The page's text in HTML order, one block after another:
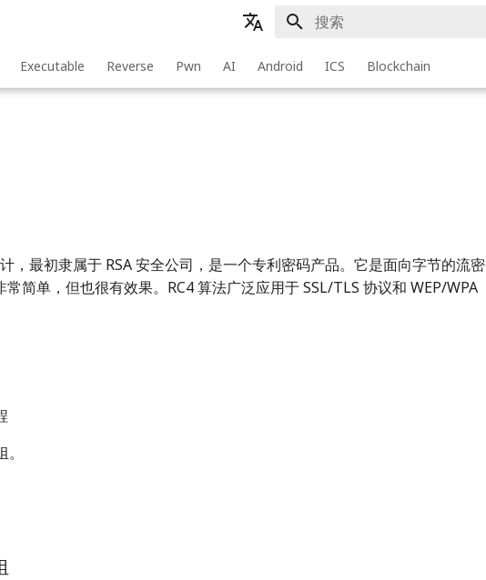
zh - 简体中文
en - English
Executable Reverse Pwn AI Android ICS Blockchain
，最初隶属于 RSA 安全公司，是一个专利密码产品。它是面向字节的流密
简单，但也很有效果。RC4 算法广泛应用于 SSL/TLS 协议和 WEP/WPA